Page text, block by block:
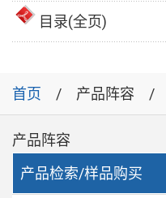
目录(全页)
首页 产品阵容
产品阵容
产品检索/样品购买